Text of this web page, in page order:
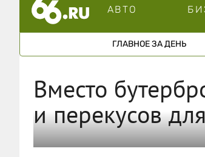
АВТО
ГЛАВНОЕ ЗА ДЕНЬ
Вместо
и перекусов